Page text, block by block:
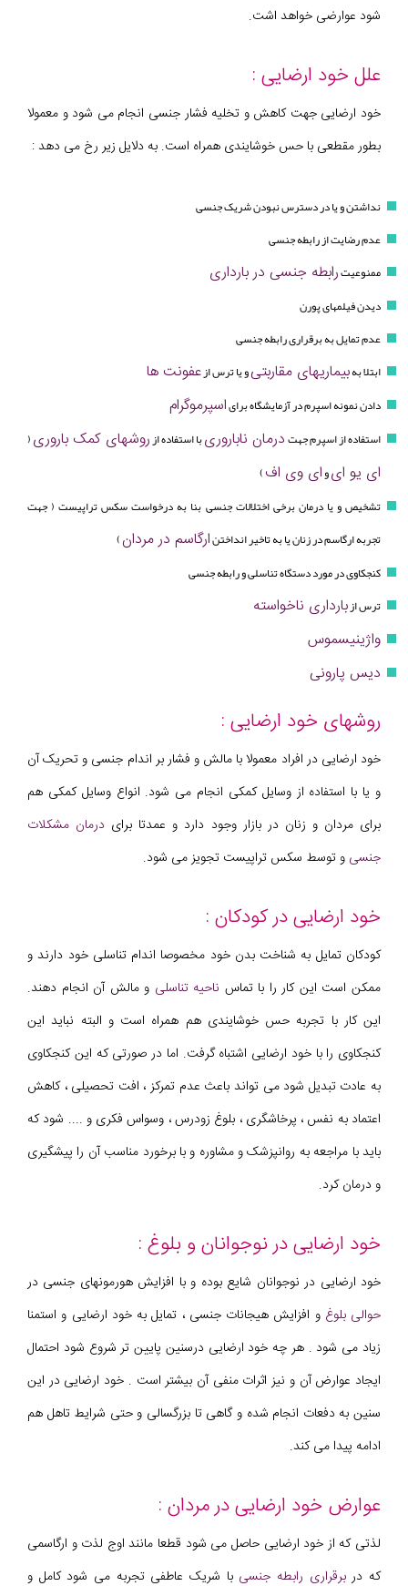
شود عوارضی خواهد اشت.
علل خود ارضایی :
خود ارضایی جهت کاهش و تخلیه فشار جنسی انجام می شود و معمولا
بطور مقطعی با حس خوشایندی همراه است. به دلایل زیر رخ می دهد :
نداشتن و یا در دسترس نبودن شریک جنسی
عدم رضایت از رابطه جنسی
ممنوعیترابطه جنسی در بارداری
دیدن فیلمهای پورن
عدم تمایل به برقراری رابطه جنسی
ابتلا بهبیماریهای مقاربتیو یا ترس ازعفونت ها
دادن نمونه اسپرم در آزمایشگاه برایاسپرموگرام
استفاده از اسپرم جهتدرمان ناباروریبا استفاده ازروشهای کمک باروری(
ای یو ایوای وی اف)
تشخیص و یا درمان برخی اختلالات جنسی بنا به درخواست سکس تراپیست ( جهت
تجربه ارگاسم در زنان یا به تاخیر انداختنارگاسم در مردان)
کنجکاوی در مورد دستگاه تناسلی و رابطه جنسی
ترس ازبارداری ناخواسته
واژینیسموس
دیس پارونی
روشهای خود ارضایی :
خود ارضایی در افراد معمولا با مالش و فشار بر اندام جنسی و تحریک آن
و یا با استفاده از وسایل کمکی انجام می شود. انواع وسایل کمکی هم
برای مردان و زنان در بازار وجود دارد و عمدتا برای درمان مشکلات
جنسی و توسط سکس تراپیست تجویز می شود.
خود ارضایی در کودکان :
کودکان تمایل به شناخت بدن خود مخصوصا اندام تناسلی خود دارند و
ممکن است این کار را با تماس ناحیه تناسلی و مالش آن انجام دهند.
این کار با تجربه حس خوشایندی هم همراه است و البته نباید این
کنجکاوی را با خود ارضایی اشتباه گرفت. اما در صورتی که این کنجکاوی
به عادت تبدیل شود می تواند باعث عدم تمرکز ، افت تحصیلی ، کاهش
اعتماد به نفس ، پرخاشگری ، بلوغ زودرس ، وسواس فکری و .... شود که
باید با مراجعه به روانپزشک و مشاوره و با برخورد مناسب آن را پیشگیری
و درمان کرد.
خود ارضایی در نوجوانان و بلوغ :
خود ارضایی در نوجوانان شایع بوده و با افزایش هورمونهای جنسی در
حوالی بلوغ و افزایش هیجانات جنسی ، تمایل به خود ارضایی و استمنا
زیاد می شود . هر چه خود ارضایی درسنین پایین تر شروع شود احتمال
ایجاد عوارض آن و نیز اثرات منفی آن بیشتر است . خود ارضایی در این
سنین به دفعات انجام شده و گاهی تا بزرگسالی و حتی شرایط تاهل هم
ادامه پیدا می کند.
عوارض خود ارضایی در مردان :
لذتی که از خود ارضایی حاصل می شود قطعا مانند اوج لذت و ارگاسمی
که دربرقراری رابطه جنسی با شریک عاطفی تجربه می شود کامل و